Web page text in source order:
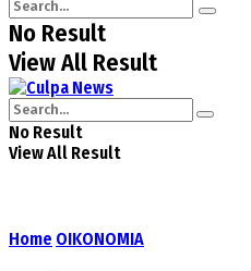
No Result
View All Result
No Result
View All Result
Home ΟΙΚΟΝΟΜΙΑ